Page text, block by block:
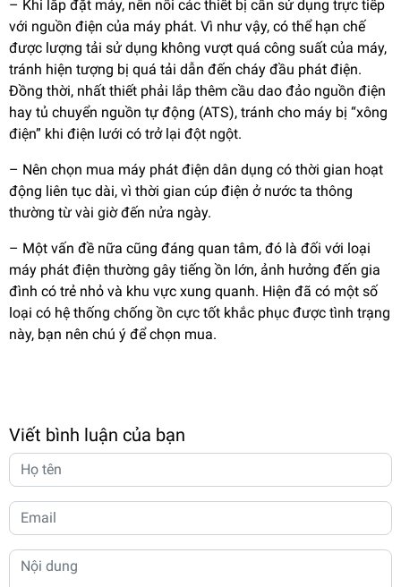
– Khi lắp đặt máy, nên nối các thiết bị cần sử dụng trực tiếp
với nguồn điện của máy phát. Vì như vậy, có thể hạn chế
được lượng tải sử dụng không vượt quá công suất của máy,
tránh hiện tượng bị quá tải dẫn đến cháy đầu phát điện.
Đồng thời, nhất thiết phải lắp thêm cầu dao đảo nguồn điện
hay tủ chuyển nguồn tự động (ATS), tránh cho máy bị “xông
điện” khi điện lưới có trở lại đột ngột.
– Nên chọn mua máy phát điện dân dụng có thời gian hoạt
động liên tục dài, vì thời gian cúp điện ở nước ta thông
thường từ vài giờ đến nửa ngày.
– Một vấn đề nữa cũng đáng quan tâm, đó là đối với loại
máy phát điện thường gây tiếng ồn lớn, ảnh hưởng đến gia
đình có trẻ nhỏ và khu vực xung quanh. Hiện đã có một số
loại có hệ thống chống ồn cực tốt khắc phục được tình trạng
này, bạn nên chú ý để chọn mua.
Viết bình luận của bạn